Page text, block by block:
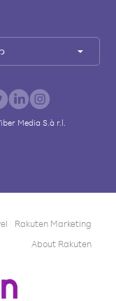
Media S.à r.l.
Rakuten Marketing
About Rakuten